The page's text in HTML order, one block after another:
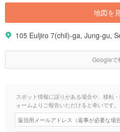
地図を
105 Euljiro 7(chil)-ga, Jung-gu,
Googleで
スポット情報に誤りがある場合や、移転
ォームよりご報告いただけると幸いです。